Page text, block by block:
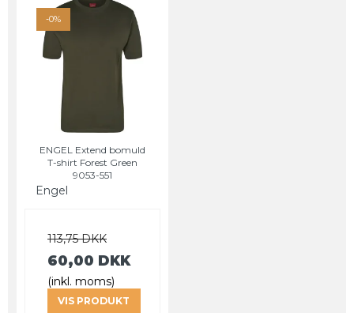
-0%
ENGEL Extend bomuld
T-shirt Forest Green
9053-551
Engel
113,75 DKK
60,00 DKK
(inkl. moms)
VIS PRODUKT